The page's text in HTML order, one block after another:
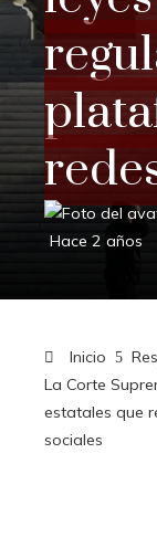
Hace 2 años
Inicio
La Corte
estatales que
sociales